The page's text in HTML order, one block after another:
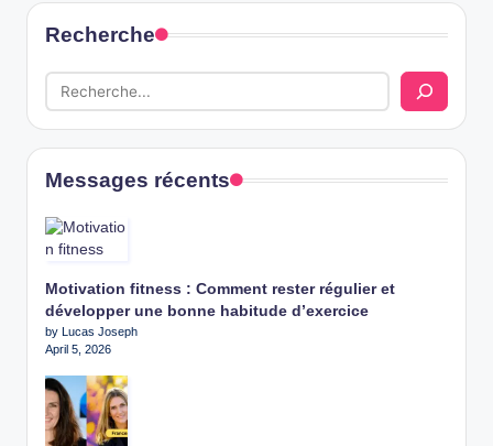
Recherche
Messages récents
Motivation fitness : Comment rester régulier et
développer une bonne habitude d’exercice
by Lucas Joseph
April 5, 2026